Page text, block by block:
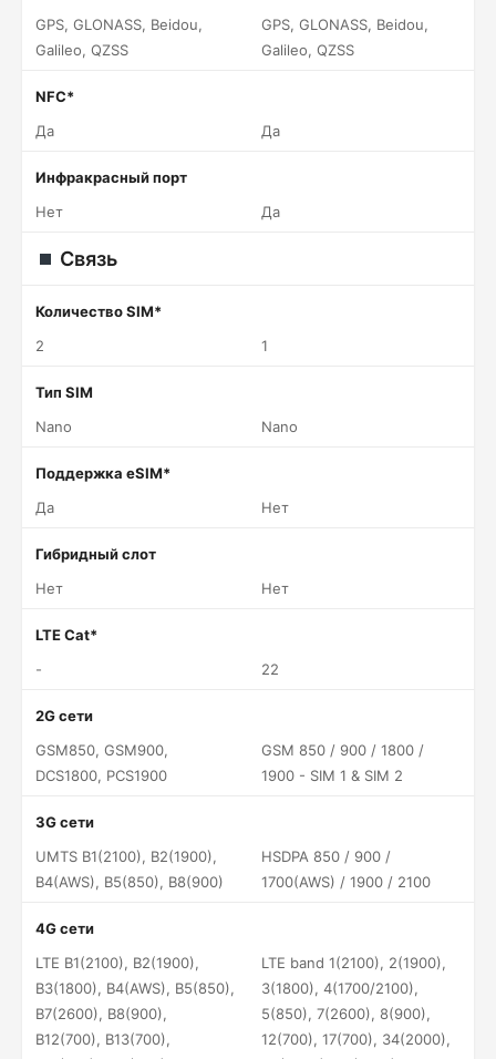
GPS, GLONASS, Beidou,
Galileo, QZSS
GPS, GLONASS, Beidou,
Galileo, QZSS
NFC*
Да
Да
Инфракрасный порт
Нет
Да
Связь
Количество SIM*
2
1
Тип SIM
Nano
Nano
Поддержка eSIM*
Да
Нет
Гибридный слот
Нет
Нет
LTE Cat*
-
22
2G сети
GSM850, GSM900,
DCS1800, PCS1900
GSM 850 / 900 / 1800 /
1900 - SIM 1 & SIM 2
3G сети
UMTS B1(2100), B2(1900),
B4(AWS), B5(850), B8(900)
HSDPA 850 / 900 /
1700(AWS) / 1900 / 2100
4G сети
LTE B1(2100), B2(1900),
B3(1800), B4(AWS), B5(850),
B7(2600), B8(900),
B12(700), B13(700),
LTE band 1(2100), 2(1900),
3(1800), 4(1700/2100),
5(850), 7(2600), 8(900),
12(700), 17(700), 34(2000),